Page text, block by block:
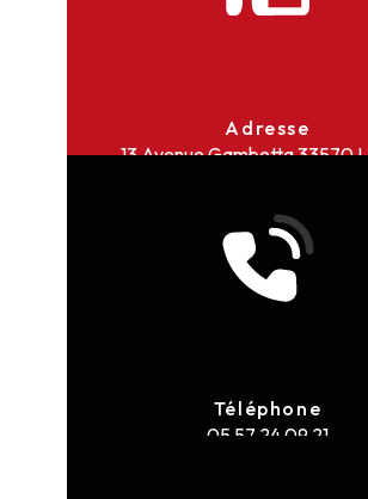
Adresse
13 Avenue Gambetta33570
Téléphone
05 57 24 09 21